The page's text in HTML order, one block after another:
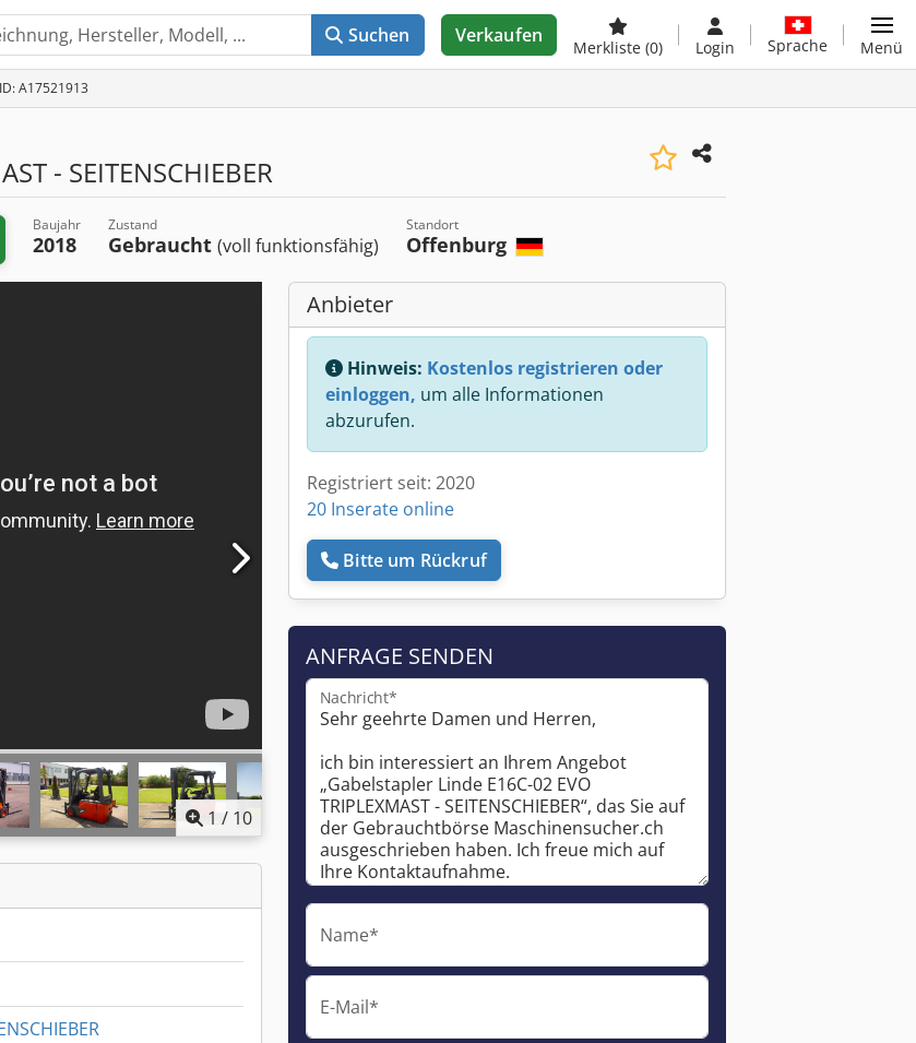
Suchen Verkaufen
Merkliste (0) Login Sprache Menü
A17521913
- SEITENSCHIEBER
Baujahr
2018
Zustand
Gebraucht(voll funktionsfähig)
Standort
Offenburg
1 / 10
Anbieter
Hinweis: Kostenlos registrieren oder
einloggen, um alle Informationen
abzurufen.
Registriert seit: 2020
20 Inserate online
Bitte um Rückruf
ANFRAGE SENDEN
Nachricht*
Name*
E-Mail*